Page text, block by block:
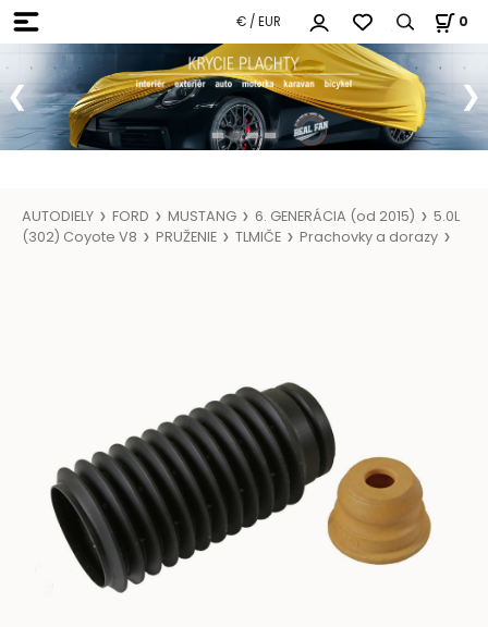
€ / EUR 0
AUTODIELY FORD MUSTANG 6. GENERÁCIA (od 2015)
5.0L
(302) Coyote V8
PRUŽENIE TLMIČE Prachovky a dorazy